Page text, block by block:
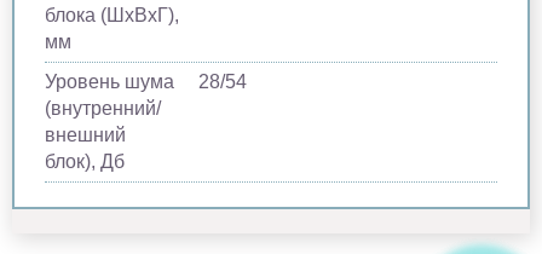
блока (ШхВхГ),
мм
Уровень шума
(внутренний/
внешний
блок), Дб
28/54